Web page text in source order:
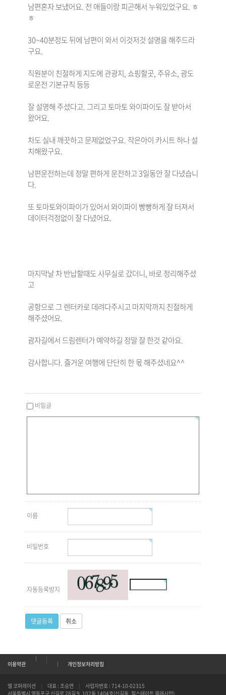
남편혼자 보냈어요. 전 애들이랑 피곤해서 누워있었구요. ㅎ
ㅎ
30~40분정도 뒤에 남편이 와서 이것저것 설명을 해주드라
구요.
직원분이 친절하게 지도에 관광지, 쇼핑할곳, 주유소, 괌도
로운전 기본규칙 등등
잘 설명해 주셨다고. 그리고 토마토 와이파이도 잘 받아서
왔어요.
차도 실내 깨끗하고 문제없었구요. 작은아이 카시트 하나 설
치해왔구요.
남편운전하는데 정말 편하게 운전하고 3일동안 잘 다녔습니
다.
또 토마토와이파이가 있어서 와이파이 빵빵하게 잘 터져서
데이터걱정없이 잘 다녔어요.
마지막날 차 반납할때도 사무실로 갔더니, 바로 정리해주셨
고
공항으로 그 렌터카로 데려다주시고 마지막까지 친절하게
해주셨어요.
괌자길에서 드림렌터가 예약하길 정말 잘 한것 같아요.
감사합니다. 즐거운 여행에 단단히 한 몫 해주셨네요^^
비밀글
이름
비밀번호
자동등록방지
댓글등록 취소
이용약관
|
개인정보처리방침
엘 코퍼레이션 | 대표 : 조승연 |
사업자번호 : 714-10-02315
서울특별시 영등포구 신길로 28길 9, 102동 1404호(신길동, 힐스테이트 클래시안)